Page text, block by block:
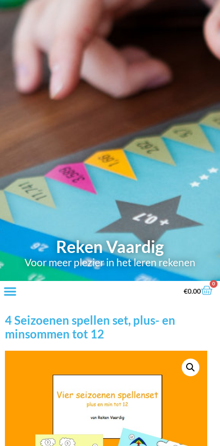
Reken Vaardig
Voor meer plezier in het leren rekenen
€0.00
0
4 Seizoenen spellen set, plus- en
minsommen tot 12